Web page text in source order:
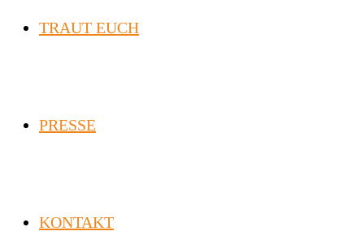
TRAUT EUCH
PRESSE
KONTAKT